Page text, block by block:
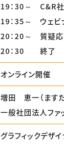
19：30～ C&R社
19：35～ ウェビ
20：20～ 質疑
20：30 終了
オンライン開催
増田 恵一（ますだ
一般社団法人ファ
グラフィックデザ